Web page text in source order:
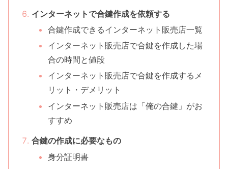
インターネットで合鍵作成を依頼する
合鍵作成できるインターネット販売店一覧
インターネット販売店で合鍵を作成した場
合の時間と値段
インターネット販売店で合鍵を作成するメ
リット・デメリット
インターネット販売店は「俺の合鍵」がお
すすめ
合鍵の作成に必要なもの
身分証明書